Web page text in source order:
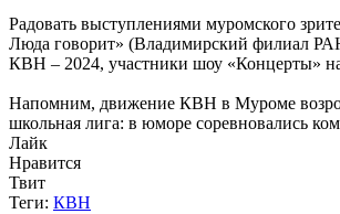
Радовать выступлениями муромского
Люда говорит» (Владимирский филиал
КВН – 2024, участники шоу «Концерты»
Напомним, движение КВН в Муроме
школьная лига: в юморе соревновались
Лайк
Нравится
Твит
Теги: КВН